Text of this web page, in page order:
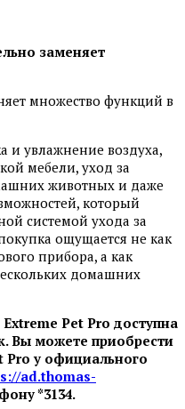
заменяет
множество функций в
и увлажнение воздуха,
мебели, уход за
животных и даже
который
системой ухода за
ощущается не как
прибора, а как
домашних
Pet Pro доступна
. Вы можете приобрести
Pro у официального
ad.thomas-
*3134.